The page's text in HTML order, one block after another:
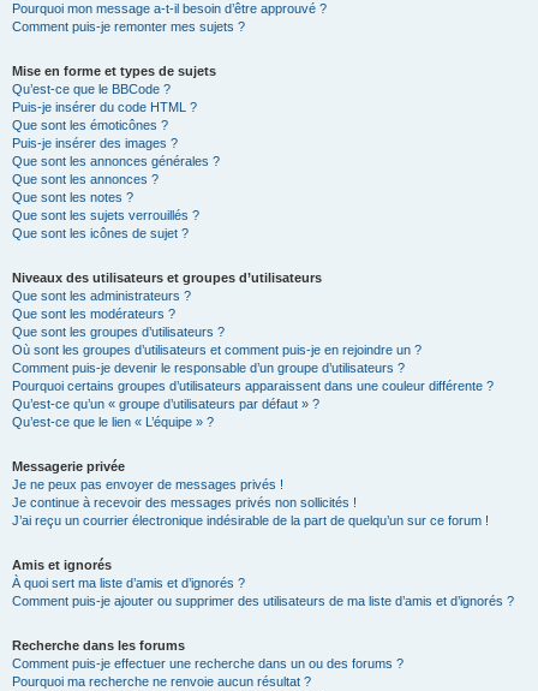
Pourquoi mon message a-t-il besoin d’être approuvé ?
Comment puis-je remonter mes sujets ?
Mise en forme et types de sujets
Qu’est-ce que le BBCode ?
Puis-je insérer du code HTML ?
Que sont les émoticônes ?
Puis-je insérer des images ?
Que sont les annonces générales ?
Que sont les annonces ?
Que sont les notes ?
Que sont les sujets verrouillés ?
Que sont les icônes de sujet ?
Niveaux des utilisateurs et groupes d’utilisateurs
Que sont les administrateurs ?
Que sont les modérateurs ?
Que sont les groupes d’utilisateurs ?
Où sont les groupes d’utilisateurs et comment puis-je en rejoindre un ?
Comment puis-je devenir le responsable d’un groupe d’utilisateurs ?
Pourquoi certains groupes d’utilisateurs apparaissent dans une couleur différente ?
Qu’est-ce qu’un « groupe d’utilisateurs par défaut » ?
Qu’est-ce que le lien « L’équipe » ?
Messagerie privée
Je ne peux pas envoyer de messages privés !
Je continue à recevoir des messages privés non sollicités !
J’ai reçu un courrier électronique indésirable de la part de quelqu’un sur ce forum !
Amis et ignorés
À quoi sert ma liste d’amis et d’ignorés ?
Comment puis-je ajouter ou supprimer des utilisateurs de ma liste d’amis et d’ignorés ?
Recherche dans les forums
Comment puis-je effectuer une recherche dans un ou des forums ?
Pourquoi ma recherche ne renvoie aucun résultat ?